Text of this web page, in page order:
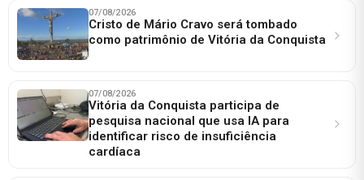
07/08/2026
Cristo de Mário Cravo será tombado
como patrimônio de Vitória da Conquista
07/08/2026
Vitória da Conquista participa de
pesquisa nacional que usa IA para
identificar risco de insuficiência
cardíaca